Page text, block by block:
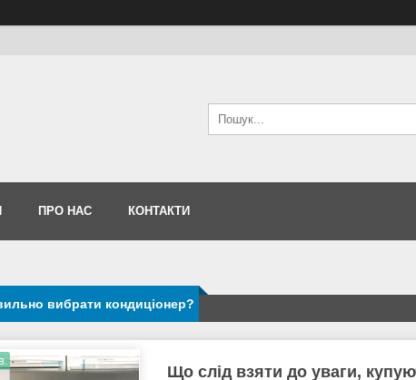
ПРО НАС КОНТАКТИ
вибрати кондиціонер?
Що слід взяти до уваги,